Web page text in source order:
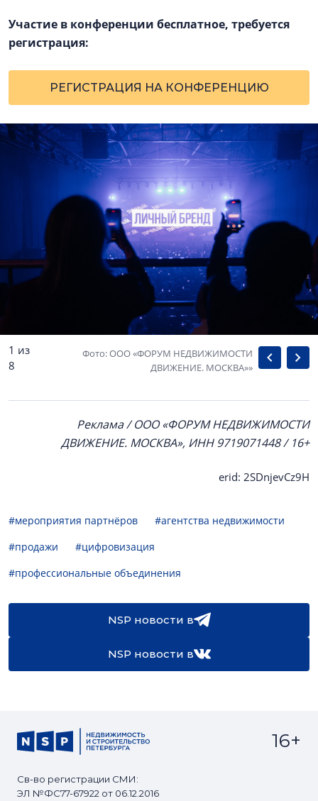
Участие в конференции бесплатное, требуется
регистрация:
РЕГИСТРАЦИЯ НА КОНФЕРЕНЦИЮ
1 из
8
Фото: ООО «ФОРУМ НЕДВИЖИМОСТИ
ДВИЖЕНИЕ. МОСКВА»»
Реклама / ООО «ФОРУМ НЕДВИЖИМОСТИ
ДВИЖЕНИЕ. МОСКВА», ИНН 9719071448 / 16+
erid: 2SDnjevCz9H
#мероприятия партнёров
#агентства недвижимости
#продажи
#цифровизация
#профессиональные объединения
NSP новости в
NSP новости в
Св-во регистрации СМИ:
ЭЛ №ФС77-67922 от 06.12.2016
16+